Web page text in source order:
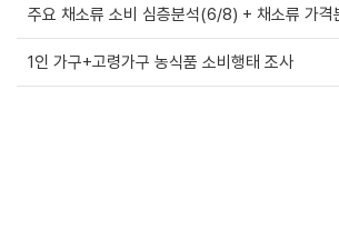
주요 채소류 소비 심층분석(6/8) + 채소류 가격
1인 가구+고령가구 농식품 소비행태 조사